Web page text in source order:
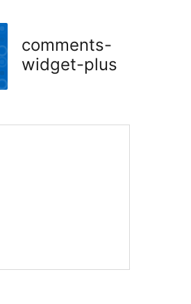
comments-
widget-plus